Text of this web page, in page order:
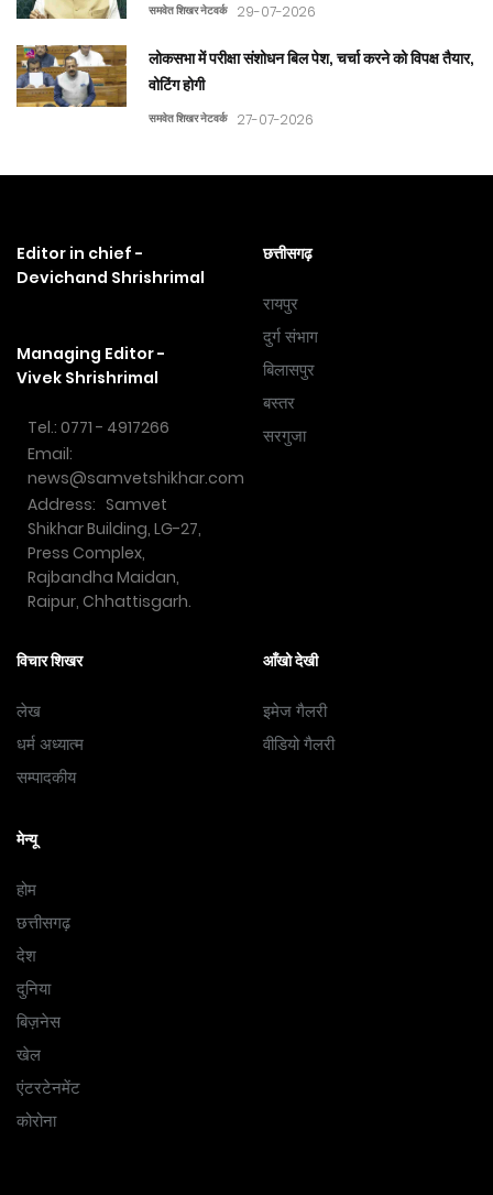
समवेत शिखर नेटवर्क 29-07-2026
लोकसभा में परीक्षा संशोधन बिल पेश, चर्चा करने को विपक्ष तैयार,
वोटिंग होगी
समवेत शिखर नेटवर्क 27-07-2026
Editor in chief -
Devichand Shrishrimal
Managing Editor -
Vivek Shrishrimal
Tel.: 0771 - 4917266
Email:
news@samvetshikhar.com
Address: Samvet
Shikhar Building, LG-27,
Press Complex,
Rajbandha Maidan,
Raipur, Chhattisgarh.
छत्तीसगढ़
रायपुर
दुर्ग संभाग
बिलासपुर
बस्तर
सरगुजा
विचार शिखर
लेख
धर्म अध्यात्म
सम्पादकीय
आँखो देखी
इमेज गैलरी
वीडियो गैलरी
मेन्यू
होम
छत्तीसगढ़
देश
दुनिया
बिज़नेस
खेल
एंटरटेनमेंट
कोरोना